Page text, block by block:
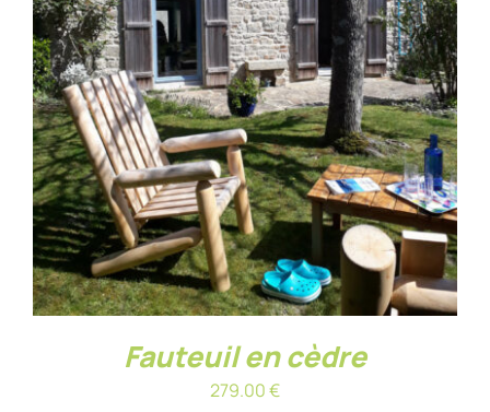
AJOUTER AU PANIER
DÉTAILS
Fauteuil en cèdre
279.00€